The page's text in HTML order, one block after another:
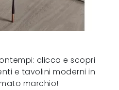
clicca e scopri
e tavolini moderni in
marchio!